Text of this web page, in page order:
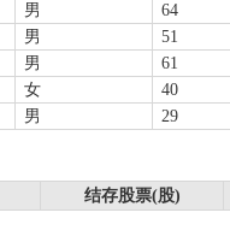
男
64
男
51
男
61
女
40
男 29
结存股票(股)